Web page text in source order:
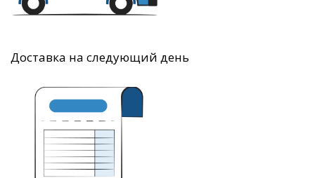
Доставка на следующий день